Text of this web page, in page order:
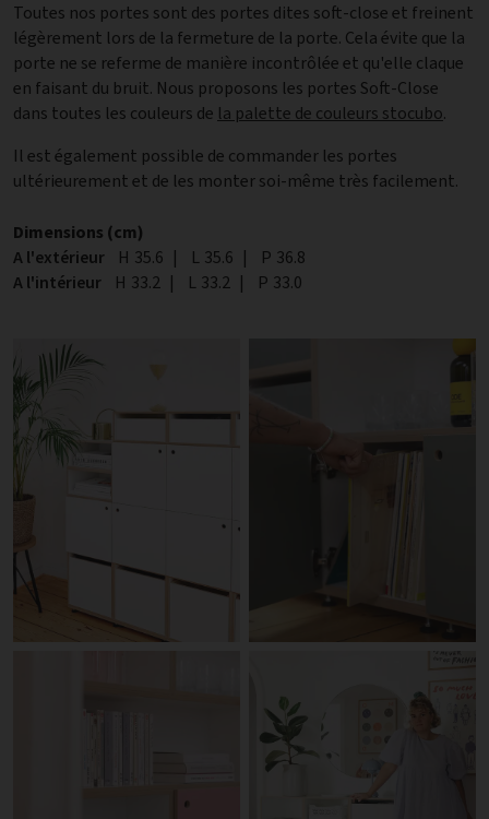
Toutes nos portes sont des portes dites soft-close et freinent
légèrement lors de la fermeture de la porte. Cela évite que la
porte ne se referme de manière incontrôlée et qu'elle claque
en faisant du bruit. Nous proposons les portes Soft-Close
dans toutes les couleurs de la palette de couleurs stocubo.
Il est également possible de commander les portes
ultérieurement et de les monter soi-même très facilement.
Dimensions (cm)
A l'extérieur
Hauteur
H 35.6 | Largeur
L 35.6 | Profondeur
P 36.8
A l'intérieur
Hauteur
H 33.2 | Largeur
L 33.2 | Profondeur
P 33.0